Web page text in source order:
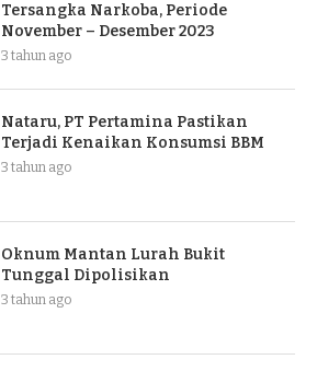
Tersangka Narkoba, Periode
November – Desember 2023
3 tahun ago
Nataru, PT Pertamina Pastikan
Terjadi Kenaikan Konsumsi BBM
3 tahun ago
Oknum Mantan Lurah Bukit
Tunggal Dipolisikan
3 tahun ago